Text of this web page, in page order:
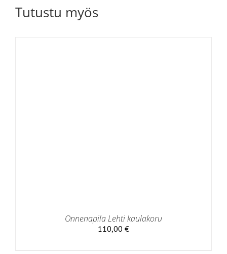
Tutustu myös
Onnenapila Lehti kaulakoru
110,00 €